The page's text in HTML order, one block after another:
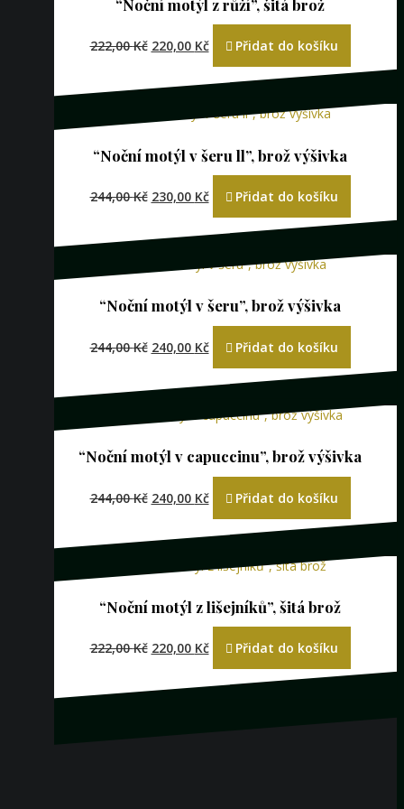
“Noční motýl z růží”, šitá brož
222,00Kč Původní
byla:
220,00 KčAktuální
cena
je:
Přidat do košíku
“Noční motýl v šeru ll”, brož výšivka
244,00Kč Původní
byla:
230,00 KčAktuální
cena
je:
Přidat do košíku
“Noční motýl v šeru”, brož výšivka
244,00Kč Původní
byla:
240,00 KčAktuální
cena
je:
Přidat do košíku
“Noční motýl v capuccinu”, brož výšivka
244,00Kč Původní
byla:
240,00 KčAktuální
cena
je:
Přidat do košíku
“Noční motýl z lišejníků”, šitá brož
222,00Kč Původní
byla:
220,00 KčAktuální
cena
je:
Přidat do košíku